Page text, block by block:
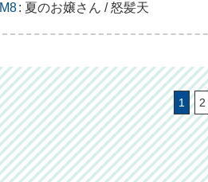
M8: 夏のお嬢さん / 怒髪天
1 2